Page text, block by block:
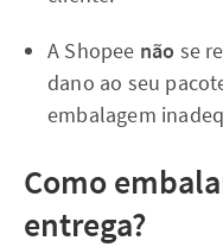
A Shopee não se
dano ao seu
embalagem
Como
entrega?